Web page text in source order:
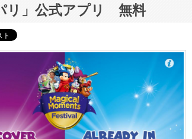
リ」公式アプリ 無料